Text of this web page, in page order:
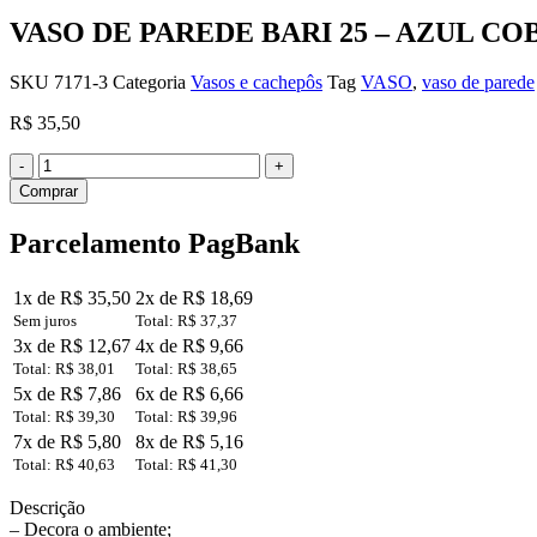
VASO DE PAREDE BARI 25 – AZUL
SKU 7171-3 Categoria Vasos e cachepôs Tag VASO, vaso de parede
R$ 35,50
VASO
DE
PAREDE
BARI
25
AZUL
COBALT
quantidade
Comprar
Parcelamento PagBank
1x de R$ 35,50
Sem juros
2x de R$ 18,69
Total: R$ 37,37
3x de R$ 12,67
Total: R$ 38,01
4x de R$ 9,66
Total: R$ 38,65
5x de R$ 7,86
Total: R$ 39,30
6x de R$ 6,66
Total: R$ 39,96
7x de R$ 5,80
Total: R$ 40,63
8x de R$ 5,16
Total: R$ 41,30
Descrição
– Decora o ambiente;